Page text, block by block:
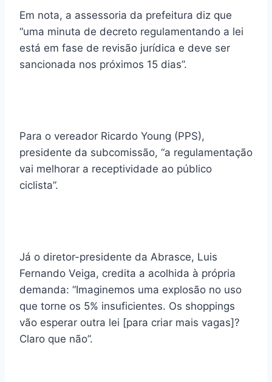
Em nota, a assessoria da prefeitura diz que
“uma minuta de decreto regulamentando a lei
está em fase de revisão jurídica e deve ser
sancionada nos próximos 15 dias”.
Para o vereador Ricardo Young (PPS),
presidente da subcomissão, “a regulamentação
vai melhorar a receptividade ao público
ciclista”.
Já o diretor-presidente da Abrasce, Luis
Fernando Veiga, credita a acolhida à própria
demanda: “Imaginemos uma explosão no uso
que torne os 5% insuficientes. Os shoppings
vão esperar outra lei [para criar mais vagas]?
Claro que não”.